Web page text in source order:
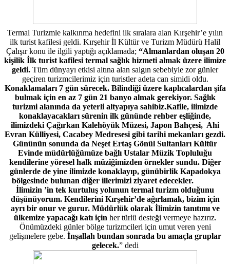
Termal Turizmle kalkınma hedefini ilk sıralara alan Kırşehir’e yılın
ilk turist kafilesi geldi. Kırşehir İl Kültür ve Turizm Müdürü Halil
Çalışır konu ile ilgili yaptığı açıklamada; “Almanlardan oluşan 20
kişilik İlk turist kafilesi termal sağlık hizmeti almak üzere ilimize
geldi. Tüm dünyayı etkisi altına alan salgın sebebiyle zor günler
geçiren turizmcilerimiz için turistler adeta can simidi oldu.
Konaklamaları 7 gün sürecek. Bilindiği üzere kaplıcalardan şifa
bulmak için en az 7 gün 21 banyo almak gerekiyor. Sağlık
turizmi alanında da yeterli altyapıya sahibiz.Kafile, ilimizde
konaklayacakları sürenin ilk gününde rehber eşliğinde,
ilimizdeki Çağırkan Kalehöyük Müzesi, Japon Bahçesi, Ahi
Evran Külliyesi, Cacabey Medresesi gibi tarihi mekanları gezdi.
Gününün sonunda da Neşet Ertaş Gönül Sultanları Kültür
Evinde müdürlüğümüze bağlı Ustalar Müzik Topluluğu
kendilerine yöresel halk müziğimizden örnekler sundu. Diğer
günlerde de yine ilimizde konaklayıp, günübirlik Kapadokya
bölgesinde bulunan diğer illerimizi ziyaret edecekler.
İlimizin ’in tek kurtuluş yolunun termal turizm olduğunu
düşünüyorum. Kendilerini Kırşehir’de ağırlamak, bizim için
ayrı bir onur ve gurur. Müdürlük olarak İlimizin tanıtımı ve
ülkemize yapacağı katı için her türlü desteği vermeye hazırız.
Önümüzdeki günler bölge turizmcileri için umut veren yeni
gelişmelere gebe. İnşallah bundan sonrada bu amaçla gruplar
gelecek.” dedi